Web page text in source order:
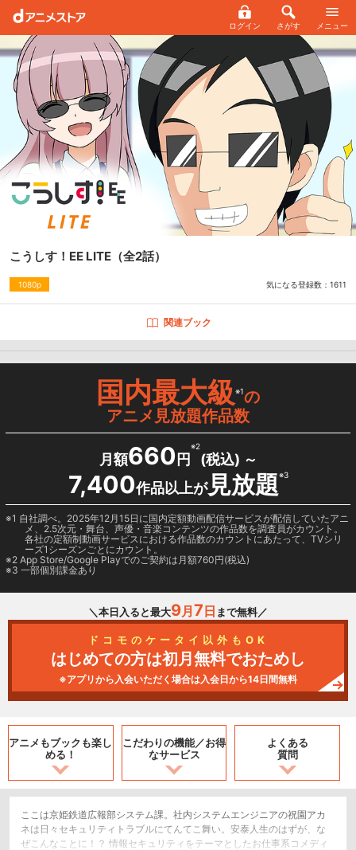
ログイン さがす メニュー
こうしす！EE LITE （全2話）
1080p 気になる登録数： 1611
関連ブック
国内最大級※1の
アニメ見放題作品数
月額660 円
※2
(税込) ～
7,400作品以上が見放題※3
1 自社調べ。2025年12月15日に国内定額動画配信サービスが配信していたアニ
メ、2.5次元・舞台、声優・音楽コンテンツの作品数を調査員がカウント。
各社の定額制動画サービスにおける作品数のカウントにあたって、TVシリ
ーズ1シーズンごとにカウント。
2 App Store/Google Playでのご契約は月額760円(税込)
3 一部個別課金あり
＼本日入ると最大9月 7 日 まで無料／
ドコモのケータイ以外もOK
はじめての方は初月無料でおためし
※アプリから入会いただく場合は入会日から14日間無料
アニメもブックも楽し
める！
こだわりの機能／お得
なサービス
よくある
質問
ここは京姫鉄道広報部システム課。社内システムエンジニアの祝園アカ
ネは日々セキュリティトラブルにてんてこ舞い。安泰人生のはずが、な
ぜこんなことに！？ 情報セキュリティをテーマとしたお仕事系コメディ